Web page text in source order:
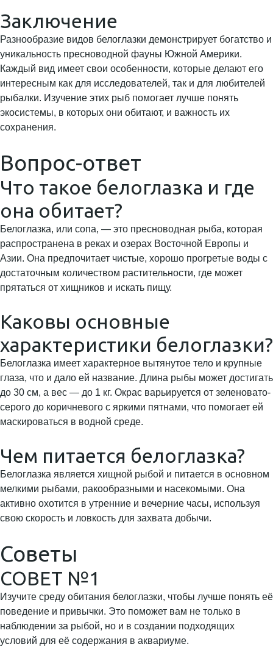
Заключение
Разнообразие видов белоглазки демонстрирует богатство и
уникальность пресноводной фауны Южной Америки.
Каждый вид имеет свои особенности, которые делают его
интересным как для исследователей, так и для любителей
рыбалки. Изучение этих рыб помогает лучше понять
экосистемы, в которых они обитают, и важность их
сохранения.
Вопрос-ответ
Что такое белоглазка и где
она обитает?
Белоглазка, или сопа, — это пресноводная рыба, которая
распространена в реках и озерах Восточной Европы и
Азии. Она предпочитает чистые, хорошо прогретые воды с
достаточным количеством растительности, где может
прятаться от хищников и искать пищу.
Каковы основные
характеристики белоглазки?
Белоглазка имеет характерное вытянутое тело и крупные
глаза, что и дало ей название. Длина рыбы может достигать
до 30 см, а вес — до 1 кг. Окрас варьируется от зеленовато-
серого до коричневого с яркими пятнами, что помогает ей
маскироваться в водной среде.
Чем питается белоглазка?
Белоглазка является хищной рыбой и питается в основном
мелкими рыбами, ракообразными и насекомыми. Она
активно охотится в утренние и вечерние часы, используя
свою скорость и ловкость для захвата добычи.
Советы
СОВЕТ №1
Изучите среду обитания белоглазки, чтобы лучше понять её
поведение и привычки. Это поможет вам не только в
наблюдении за рыбой, но и в создании подходящих
условий для её содержания в аквариуме.